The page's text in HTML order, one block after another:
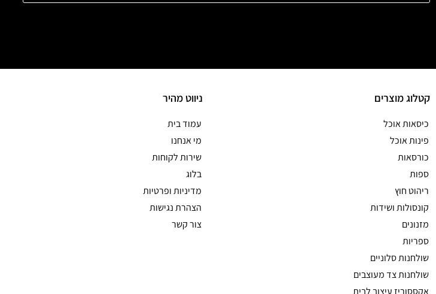
קטלוג מוצרים
כיסאות אוכל
פינות אוכל
כורסאות
ספות
ריהוט חוץ
קונסולות ושידות
מזנונים
ספריות
שולחנות סלוניים
שולחנות צד מעוצבים
אקססוריז עיצוב לבית
ניווט מהיר
עמוד בית
מי אנחנו
שירות לקוחות
בלוג
מדיניות ופרטיות
הצהרת נגישות
צור קשר